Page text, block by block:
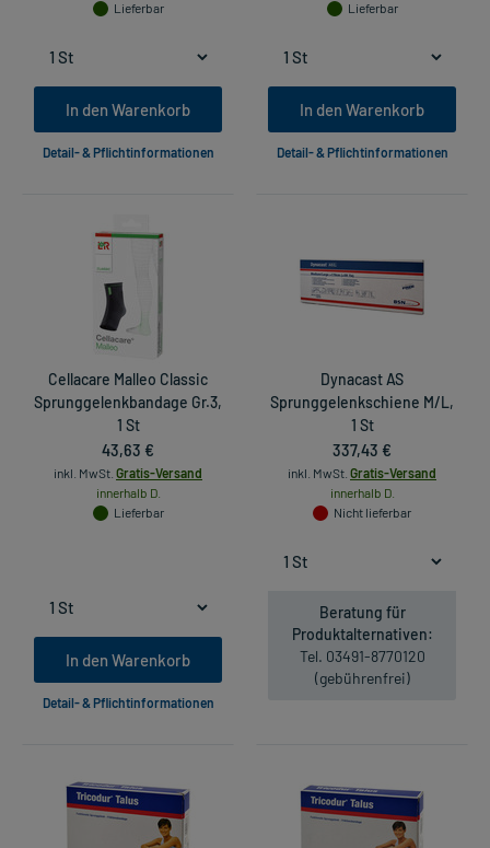
Lieferbar
In den Warenkorb
Detail- & Pflichtinformationen
Lieferbar
In den Warenkorb
Detail- & Pflichtinformationen
Cellacare Malleo Classic
Sprunggelenkbandage Gr.3,
1 St
43,63 €
inkl. MwSt. Gratis-Versand
innerhalb D.
Lieferbar
In den Warenkorb
Detail- & Pflichtinformationen
Dynacast AS
Sprunggelenkschiene M/L,
1 St
337,43 €
inkl. MwSt. Gratis-Versand
innerhalb D.
Nicht lieferbar
Beratung für
Produktalternativen:
Tel. 03491-8770120
(gebührenfrei)